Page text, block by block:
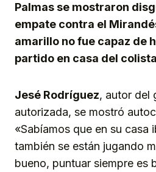
Palmas se mostraron
empate contra el
amarillo no fue capaz de
partido en casa del
Jesé Rodríguez, autor del
autorizada, se mostró
«Sabíamos que en su casa
también se están jugando
bueno, puntuar siempre es